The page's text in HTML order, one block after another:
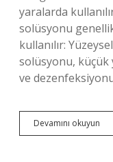
yaralarda
solüsyonu
kullanılır:
solüsyonu, küçük
ve
Devamını okuyun